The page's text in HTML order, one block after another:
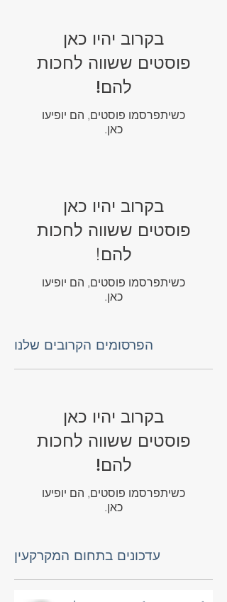
עדכונים בתחום המקרקעין
הפרסומים הקרובים שלנו
בקרוב יהיו כאן
פוסטים ששווה לחכות
להם!
כשיתפרסמו פוסטים, הם יופיעו
בקרוב יהיו כאן
פוסטים ששווה לחכות
להם!
כשיתפרסמו פוסטים, הם יופיעו
בקרוב יהיו כאן
פוסטים ששווה לחכות
להם!
כשיתפרסמו פוסטים, הם יופיעו